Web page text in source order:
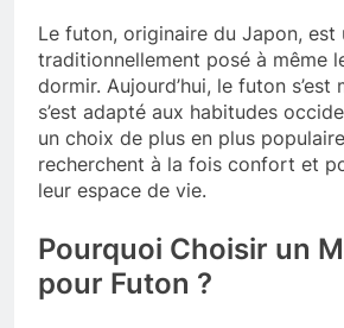
Le futon, originaire du Japon, est
traditionnellement posé à même
dormir. Aujourd’hui, le futon s’est
s’est adapté aux habitudes
un choix de plus en plus
recherchent à la fois confort et
leur espace de vie.
Pourquoi Choisir un
pour Futon ?